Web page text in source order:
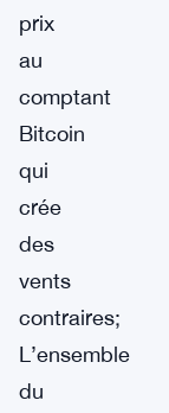
prix
au
comptant
Bitcoin
qui
crée
des
vents
contraires;
L’ensemble
du